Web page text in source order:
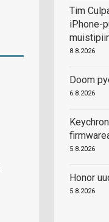
Tim
iPhone-
8.8.2026
Doom
6.8.2026
5.8.2026
Honor
5.8.2026